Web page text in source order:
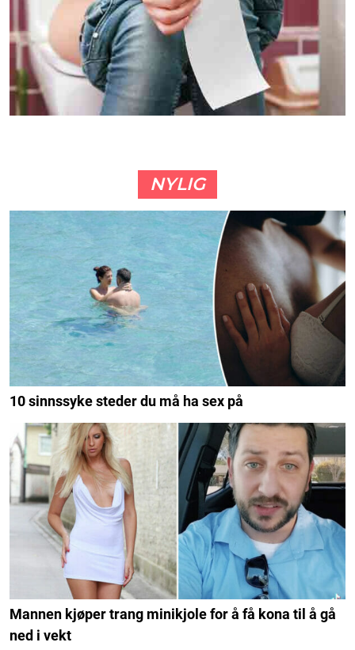
NYLIG
10 sinnssyke steder du må ha sex på
Mannen kjøper trang minikjole for å få kona til å gå
ned i vekt